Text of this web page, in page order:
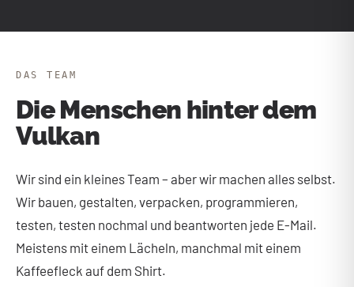
DAS TEAM
Die Menschen hinter dem
Vulkan
Wir sind ein kleines Team – aber wir machen alles selbst.
Wir bauen, gestalten, verpacken, programmieren,
testen, testen nochmal und beantworten jede E-Mail.
Meistens mit einem Lächeln, manchmal mit einem
Kaffeefleck auf dem Shirt.